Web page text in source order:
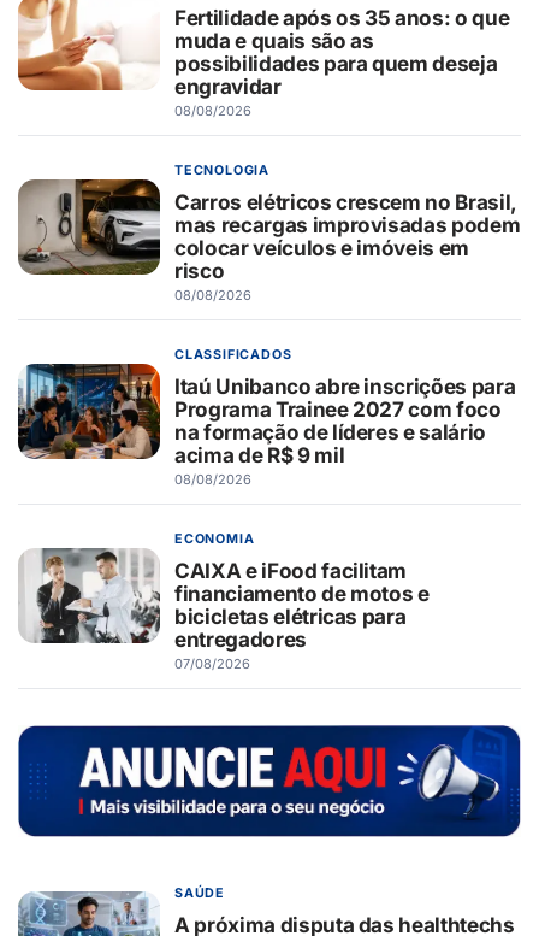
Fertilidade após os 35 anos: o que
muda e quais são as
possibilidades para quem deseja
engravidar
08/08/2026
TECNOLOGIA
Carros elétricos crescem no Brasil,
mas recargas improvisadas podem
colocar veículos e imóveis em
risco
08/08/2026
CLASSIFICADOS
Itaú Unibanco abre inscrições para
Programa Trainee 2027 com foco
na formação de líderes e salário
acima de R$ 9 mil
08/08/2026
ECONOMIA
CAIXA e iFood facilitam
financiamento de motos e
bicicletas elétricas para
entregadores
07/08/2026
SAÚDE
A próxima disputa das healthtechs